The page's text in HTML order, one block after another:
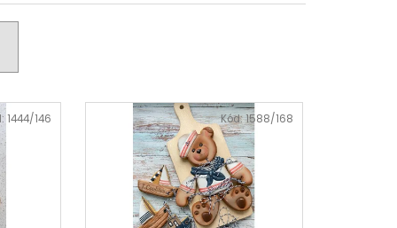
1444/146 Kód:1588/168
KOLEKCE